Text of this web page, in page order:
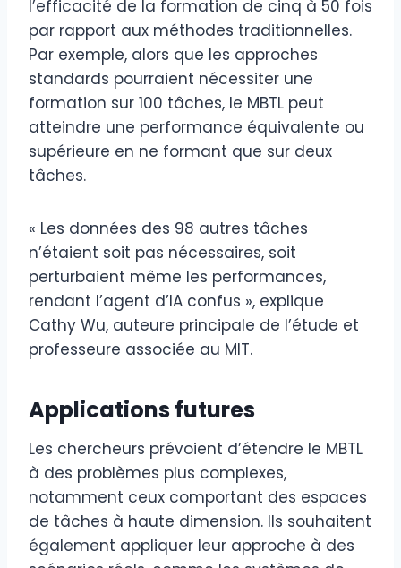
l’efficacité de la formation de cinq à 50 fois
par rapport aux méthodes traditionnelles.
Par exemple, alors que les approches
standards pourraient nécessiter une
formation sur 100 tâches, le MBTL peut
atteindre une performance équivalente ou
supérieure en ne formant que sur deux
tâches.
« Les données des 98 autres tâches
n’étaient soit pas nécessaires, soit
perturbaient même les performances,
rendant l’agent d’IA confus », explique
Cathy Wu, auteure principale de l’étude et
professeure associée au MIT.
Applications futures
Les chercheurs prévoient d’étendre le MBTL
à des problèmes plus complexes,
notamment ceux comportant des espaces
de tâches à haute dimension. Ils souhaitent
également appliquer leur approche à des